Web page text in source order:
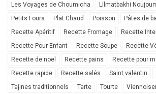
Les Voyages de Choumicha
Lilmatbakhi
Petits Fours
Plat Chaud Poisson Pâtes de
Recette Apéritif
Recette Fromage
Recette
Recette Pour Enfant
Recette Soupe
Recette
Recette de noel
Recette pains
Recette pour
Recette rapide
Recette salés Saint valentin
Tajines traditionnels
Tarte Tourte